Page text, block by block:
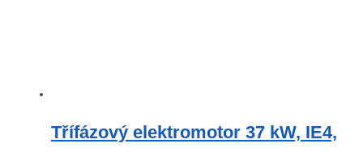
Třífázový elektromotor 37 kW, IE4,